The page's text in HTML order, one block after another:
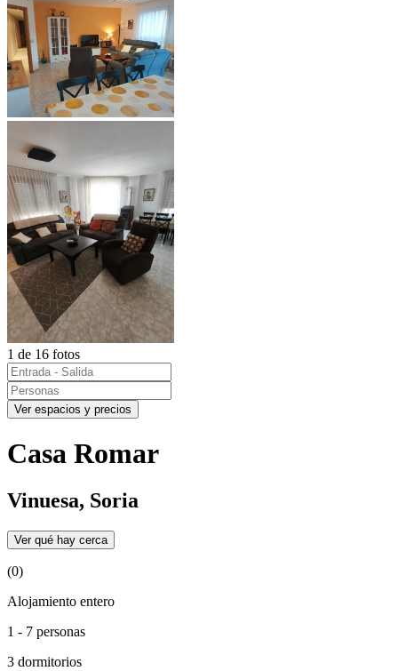
1 de 16 fotos
Ver espacios y precios
Casa Romar
Vinuesa, Soria
Ver qué hay cerca
(0)
Alojamiento entero
1 - 7 personas
3 dormitorios